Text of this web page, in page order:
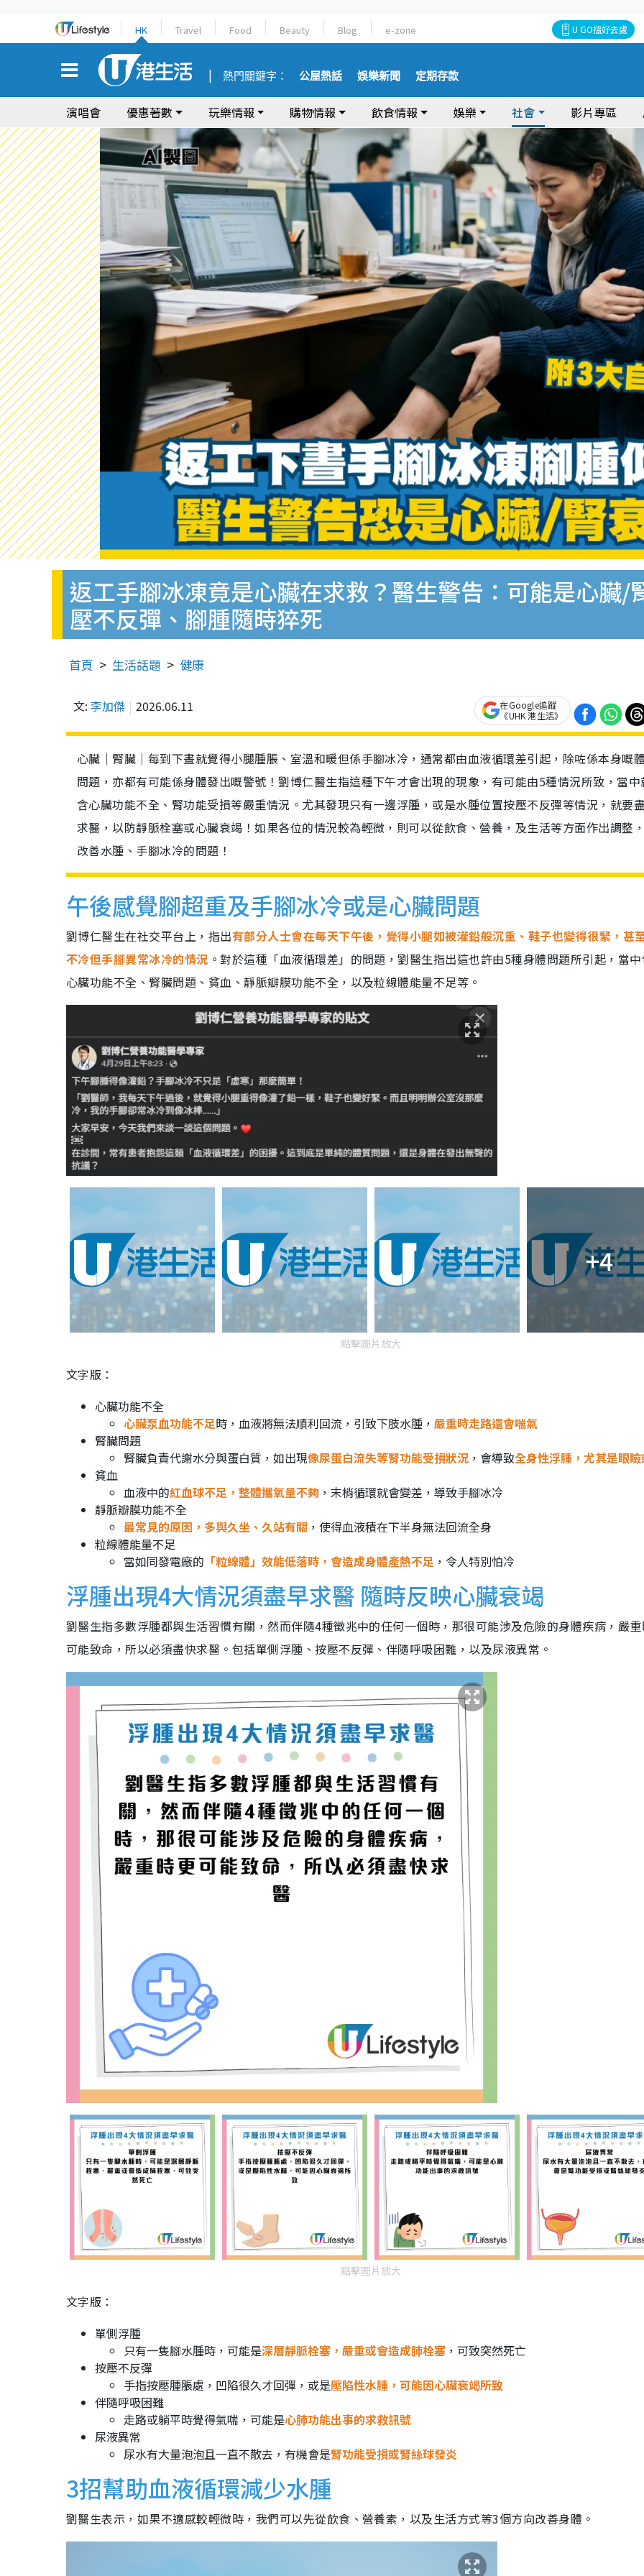
HK Travel Food Beauty Blog e-zone U GO搵好去處
熱門關鍵字： 公屋熱話 娛樂新聞 定期存款
演唱會 優惠著數 玩樂情報 購物情報 飲食情報 娛樂 社會 影片專區
返工手腳冰凍竟是心臟在求救？醫生警告：可能是心臟/
壓不反彈、腳腫隨時猝死
首頁 生活話題 健康
文: 李加傑 2026.06.11
在Google追蹤
《UHK 港生活》
心臟｜腎臟｜每到下晝就覺得小腿腫脹、室溫和暖但係手腳冰冷，通常都由血液循環差引起，除咗係本身嘅
問題，亦都有可能係身體發出嘅警號！劉博仁醫生指這種下午才會出現的現象，有可能由5種情況所致，當中
含心臟功能不全、腎功能受損等嚴重情況。尤其發現只有一邊浮腫，或是水腫位置按壓不反彈等情況，就要
求醫，以防靜脈栓塞或心臟衰竭！如果各位的情況較為輕微，則可以從飲食、營養，及生活等方面作出調整
改善水腫、手腳冰冷的問題！
午後感覺腳超重及手腳冰冷或是心臟問題
劉博仁醫生在社交平台上，指出有部分人士會在每天下午後，覺得小腿如被灌鉛般沉重、鞋子也變得很緊，甚
不冷但手腳異常冰冷的情況 。對於這種「血液循環差」的問題，劉醫生指出這也許由5種身體問題所引起，當
心臟功能不全、腎臟問題、貧血、靜脈瓣膜功能不全，以及粒線體能量不足等。
+4
點擊圖片放大
文字版：
心臟功能不全
心臟泵血功能不足時，血液將無法順利回流，引致下肢水腫， 嚴重時走路還會喘氣
腎臟問題
腎臟負責代謝水分與蛋白質，如出現像尿蛋白流失等腎功能受損狀況 ，會導致全身性浮腫，尤其是眼
貧血
血液中的紅血球不足，整體攜氧量不夠 ，末梢循環就會變差，導致手腳冰冷
靜脈瓣膜功能不全
最常見的原因，多與久坐、久站有關 ，使得血液積在下半身無法回流全身
粒線體能量不足
當如同發電廠的 「粒線體」效能低落時，會造成身體產熱不足 ，令人特別怕冷
浮腫出現4大情況須盡早求醫 隨時反映心臟衰竭
劉醫生指多數浮腫都與生活習慣有關，然而伴隨4種徵兆中的任何一個時，那很可能涉及危險的身體疾病，嚴
可能致命，所以必須盡快求醫。包括單側浮腫、按壓不反彈、伴隨呼吸困難，以及尿液異常。
點擊圖片放大
文字版：
單側浮腫
只有一隻腳水腫時，可能是深層靜脈栓塞，嚴重或會造成肺栓塞 ，可致突然死亡
按壓不反彈
手指按壓腫脹處，凹陷很久才回彈，或是壓陷性水腫，可能因心臟衰竭所致
伴隨呼吸困難
走路或躺平時覺得氣喘，可能是心肺功能出事的求救訊號
尿液異常
尿水有大量泡泡且一直不散去，有機會是腎功能受損或腎絲球發炎
3招幫助血液循環減少水腫
劉醫生表示，如果不適感較輕微時，我們可以先從飲食、營養素，以及生活方式等3個方向改善身體。